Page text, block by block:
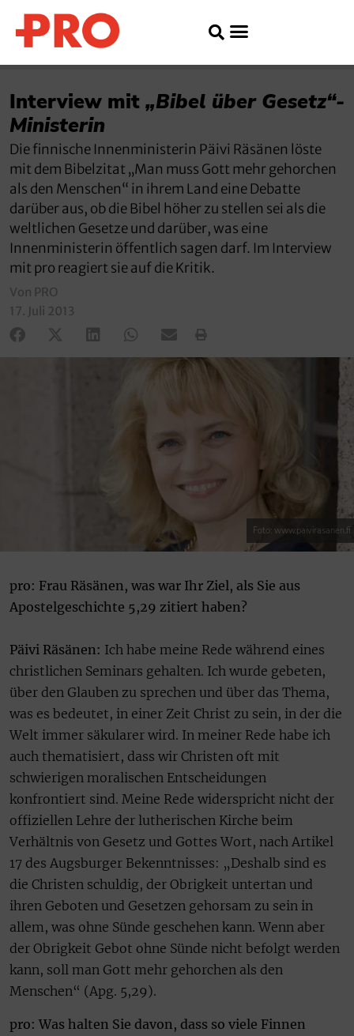
Interview mit „Bibel über Gesetz“-
Ministerin
Die finnische Innenministerin Päivi Räsänen löste
mit dem Bibelzitat „Man muss Gott mehr gehorchen
als den Menschen“ in ihrem Land eine Debatte
darüber aus, ob die Bibel höher zu stellen sei als die
weltlichen Gesetze und darüber, was eine
Innenministerin öffentlich sagen darf. Im Interview
mit pro reagiert sie auf die Kritik.
Von PRO
17. Juli 2013
Foto: www.paivirasanen.fi
pro: Frau Räsänen, was war Ihr Ziel, als Sie aus
Apostelgeschichte 5,29 zitiert haben?
Päivi Räsänen: Ich habe meine Rede während eines
christlichen Seminars gehalten. Ich wurde gebeten,
über den Glauben zu sprechen und über das Thema,
was es bedeutet, in einer Zeit Christ zu sein, in der die
Welt immer säkularer wird. In meiner Rede habe ich
auch thematisiert, dass wir Christen oft mit
schwierigen moralischen Entscheidungen
konfrontiert sind. Meine Rede widerspricht nicht der
offiziellen Lehre der lutherischen Kirche beim
Verhältnis von Gesetz und Gottes Wort, nach Artikel
17 des Augsburger Bekenntnisses: „Deshalb sind es
die Christen schuldig, der Obrigkeit untertan und
ihren Geboten und Gesetzen gehorsam zu sein in
allem, was ohne Sünde geschehen kann. Wenn aber
der Obrigkeit Gebot ohne Sünde nicht befolgt werden
kann, soll man Gott mehr gehorchen als den
Menschen“ (Apg. 5,29).
pro: Was halten Sie davon, dass so viele Finnen